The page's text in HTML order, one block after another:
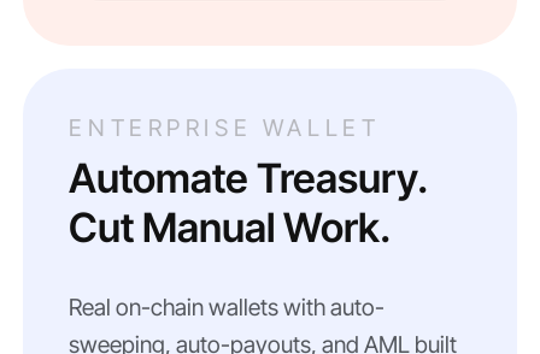
ENTERPRISE WALLET
Automate Treasury.
Cut Manual Work.
Real on-chain wallets with auto-
sweeping, auto-payouts, and AML built